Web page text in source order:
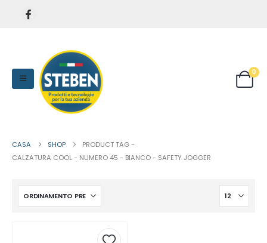
0
CASA SHOP
PRODUCT TAG -
CALZATURA COOL - NUMERO 45 - BIANCO - SAFETY JOGGER